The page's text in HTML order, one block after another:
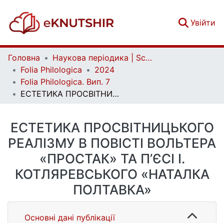
Увійти
Головна
Наукова періодика | Scientific periodicals
Folia Philologica
2024
Folia Philologica. Вип. 7
ЕСТЕТИКА ПРОСВІТНИЦЬКОГО РЕАЛІЗМУ В ПОВІСТІ ВОЛЬТЕРА «ПРОСТАК» ТА П’ЄСІ І. КОТЛЯРЕВСЬКОГО «НАТАЛКА ПОЛТАВКА»
ЕСТЕТИКА ПРОСВІТНИЦЬКОГО
РЕАЛІЗМУ В ПОВІСТІ ВОЛЬТЕРА
«ПРОСТАК» ТА П’ЄСІ І.
КОТЛЯРЕВСЬКОГО «НАТАЛКА
ПОЛТАВКА»
Основні дані публікації